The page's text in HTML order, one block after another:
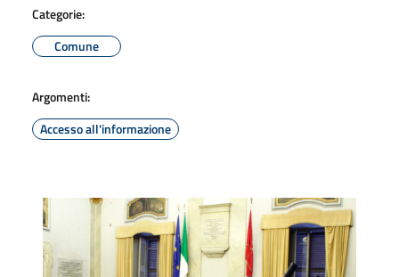
Categorie:
Comune
Argomenti:
Accesso all'informazione